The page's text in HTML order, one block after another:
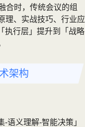
合时，传统会议的组
理、实战技巧、行业应
执行层」提升到「战略
架构
语义理解-智能决策」